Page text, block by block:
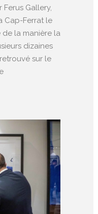
Gallery,
Cap-Ferrat le
de la manière la
dizaines
retrouvé sur le